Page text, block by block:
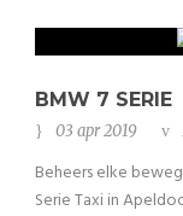
BMW 7 SERIE
03 apr 2019
Beheers elke
Serie Taxi in